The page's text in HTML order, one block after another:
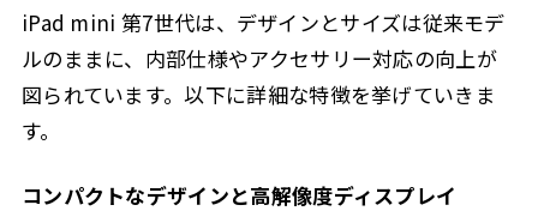
iPad mini 第7世代は、デザインとサイズは従来モデ
ルのままに、内部仕様やアクセサリー対応の向上が
図られています。以下に詳細な特徴を挙げていきま
す。
コンパクトなデザインと高解像度ディスプレイ